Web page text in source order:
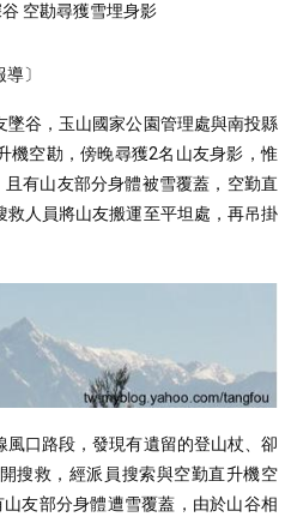
空勘尋獲雪埋身影
〕
墜谷，玉山國家公園管理處與南投縣
機空勘，傍晚尋獲2名山友身影，惟
有山友部分身體被雪覆蓋，空勤直
人員將山友搬運至平坦處，再吊掛
口路段，發現有遺留的登山杖、卻
搜救，經派員搜索與空勤直升機空
友部分身體遭雪覆蓋，由於山谷相